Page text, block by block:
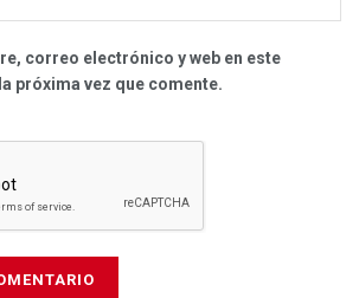
correo electrónico y web en este
próxima vez que comente.